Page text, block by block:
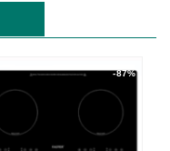
-87%